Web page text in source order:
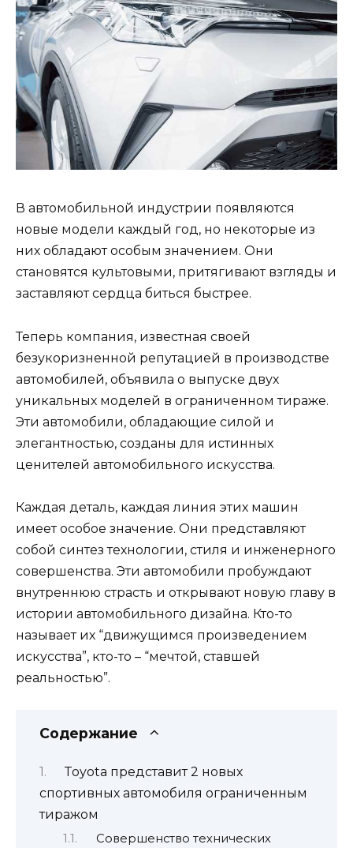
В автомобильной индустрии появляются
новые модели каждый год, но некоторые из
них обладают особым значением. Они
становятся культовыми, притягивают взгляды и
заставляют сердца биться быстрее.
Теперь компания, известная своей
безукоризненной репутацией в производстве
автомобилей, объявила о выпуске двух
уникальных моделей в ограниченном тираже.
Эти автомобили, обладающие силой и
элегантностью, созданы для истинных
ценителей автомобильного искусства.
Каждая деталь, каждая линия этих машин
имеет особое значение. Они представляют
собой синтез технологии, стиля и инженерного
совершенства. Эти автомобили пробуждают
внутреннюю страсть и открывают новую главу в
истории автомобильного дизайна. Кто-то
называет их “движущимся произведением
искусства”, кто-то – “мечтой, ставшей
реальностью”.
Содержание
Toyota представит 2 новых
спортивных автомобиля ограниченным
тиражом
Совершенство технических